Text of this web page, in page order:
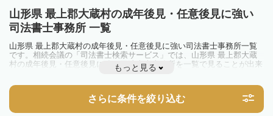
山形県 最上郡大蔵村の成年後見・任意後見に強い
司法書士事務所 一覧
山形県 最上郡大蔵村の成年後見・任意後見に強い司法書士事務所一覧
です。相続会議の「司法書士検索サービス」では、山形県 最上郡大蔵
村の成年後見・任意後見に強い司法書士事務所を一覧で見ることが出来
ます。相続のトラブルやお悩みを抱えている方は一度近隣の司法書士に
もっと見る
さらに条件を絞り込む